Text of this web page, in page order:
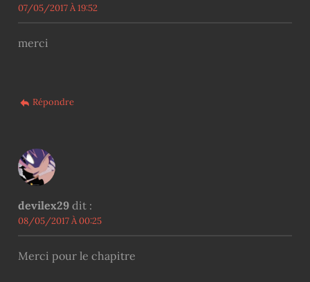
07/05/2017 À 19:52
merci
Répondre
devilex29 dit :
08/05/2017 À 00:25
Merci pour le chapitre